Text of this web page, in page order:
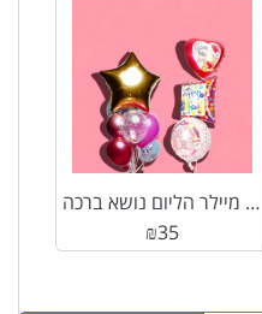
בלון מיילר הליום נושא ברכה
₪35